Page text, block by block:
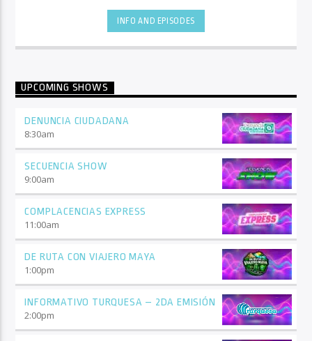
INFO AND EPISODES
UPCOMING SHOWS
DENUNCIA CIUDADANA
8:30am
SECUENCIA SHOW
9:00am
COMPLACENCIAS EXPRESS
11:00am
DE RUTA CON VIAJERO MAYA
1:00pm
INFORMATIVO TURQUESA – 2DA EMISIÓN
2:00pm